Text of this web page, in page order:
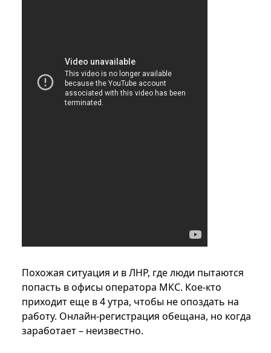
Похожая ситуация и в ЛНР, где люди пытаются
попасть в офисы оператора МКС. Кое-кто
приходит еще в 4 утра, чтобы не опоздать на
работу. Онлайн-регистрация обещана, но когда
заработает – неизвестно.